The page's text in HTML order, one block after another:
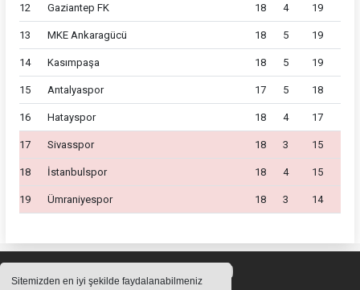
Sitemizden en iyi şekilde faydalanabilmeniz
12 Gaziantep FK 18 4 19
13 MKE Ankaragücü 18 5 19
14 Kasımpaşa 18 5 19
15 Antalyaspor 17 5 18
16 Hatayspor 18 4 17
17 Sivasspor 18 3 15
18 İstanbulspor 18 4 15
19 Ümraniyespor 18 3 14